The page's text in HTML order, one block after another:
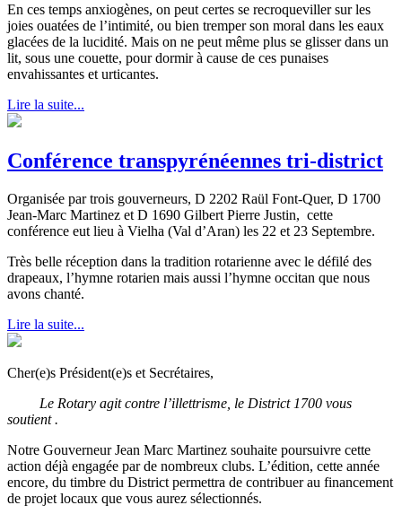
En ces temps anxiogènes, on peut certes se recroqueviller sur les
joies ouatées de l’intimité, ou bien tremper son moral dans les eaux
glacées de la lucidité. Mais on ne peut même plus se glisser dans un
lit, sous une couette, pour dormir à cause de ces punaises
envahissantes et urticantes.
Lire la suite...
Conférence transpyrénéennes tri-district
Organisée par trois gouverneurs, D 2202 Raül Font-Quer, D 1700
Jean-Marc Martinez et D 1690 Gilbert Pierre Justin, cette
conférence eut lieu à Vielha (Val d’Aran) les 22 et 23 Septembre.
Très belle réception dans la tradition rotarienne avec le défilé des
drapeaux, l’hymne rotarien mais aussi l’hymne occitan que nous
avons chanté.
Lire la suite...
Cher(e)s Président(e)s et Secrétaires,
Le Rotary agit contre l’illettrisme, le District 1700 vous
soutient .
Notre Gouverneur Jean Marc Martinez souhaite poursuivre cette
action déjà engagée par de nombreux clubs. L’édition, cette année
encore, du timbre du District permettra de contribuer au financement
de projet locaux que vous aurez sélectionnés.